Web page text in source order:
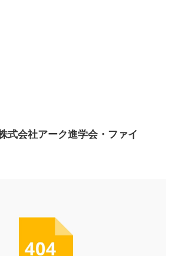
式会社アーク進学会・ファイ